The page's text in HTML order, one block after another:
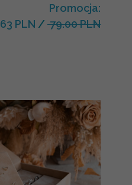
Promocja:
63 PLN / 79.00 PLN